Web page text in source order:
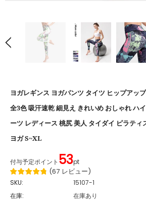
ヨガレギンス ヨガパンツ タイツ ヒップアッ
全3色 吸汗速乾 細見え きれいめ おしゃれ ハ
ーツ レディース 桃尻 美人 タイダイ ピラティ
ヨガ S~XL
付与予定ポイント 53pt
(67 レビュー)
SKU:
15107-1
在庫:
在庫あり